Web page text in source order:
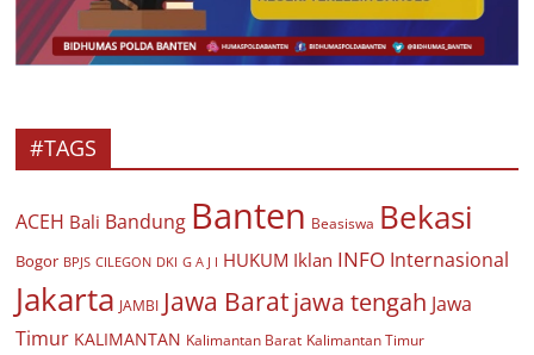
#TAGS
ACEH Bali Bandung Banten Beasiswa Bekasi
Bogor BPJS CILEGON DKI G A J I HUKUM Iklan INFO Internasional
Jakarta JAMBI Jawa Baratjawa tengah Jawa
Timur KALIMANTAN Kalimantan Barat Kalimantan Timur